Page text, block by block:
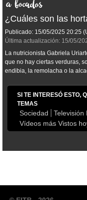
¿Cuáles son las
Publicado: 15/05/2025 20:25
Última actualización: 15/05/
La nutricionista Gabriela
que no hay ciertas verduras,
endibia, la remolacha o la
SI TE INTERESÓ ESTO,
TEMAS
Sociedad Televisión
Vídeos más Vistos